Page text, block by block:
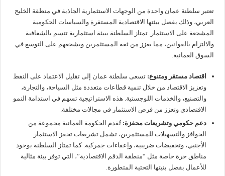
تعتبر سلطنة عمان واحدة من الوجهات الاستثمارية الجاذبة في منطقة الخليج
العربي، وذلك بفضل بيئتها الاقتصادية المستقرة والسياسات الحكومية
المشجعة على الاستثمار. تمتاز السلطنة ببيئة استثمارية تتسم بالشفافية
والالتزام بالقوانين، مما يعزز من ثقة المستثمرين ويشجعهم على التوسع في
السوق العمانية.
اقتصاد مستقر ومتنوع: تسعى سلطنة عمان إلى تقليل الاعتماد على النفط
وتعزيز الاقتصاد من خلال تنمية قطاعات متعددة مثل السياحة، والتجارة،
والتصنيع، والخدمات اللوجستية. هذه الاستراتيجية تسهم في استدامة النمو
الاقتصادي وتعزز من فرص الاستثمار في مجالات مختلفة.
دعم حكومي وتشريعات محفزة: تُقدم الحكومة العمانية مجموعة من
الحوافز والتسهيلات للمستثمرين، تشمل تشريعات تحفز الاستثمار
الأجنبي، وتخفيضات ضريبية، وإعفاءات جمركية. كما تمتاز السلطنة بوجود
مناطق حرة خاصة مثل “منطقة الدقم الاقتصادية”، التي توفر بيئة مثالية
للأعمال بفضل بنيتها التحتية المتطورة.